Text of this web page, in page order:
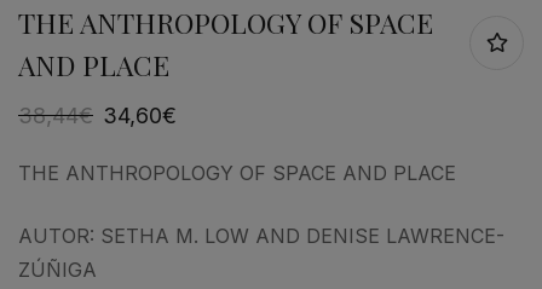
THE ANTHROPOLOGY OF SPACE
AND PLACE
38,44€ 34,60€
THE ANTHROPOLOGY OF SPACE AND PLACE
AUTOR: SETHA M. LOW AND DENISE LAWRENCE-
ZÚÑIGA